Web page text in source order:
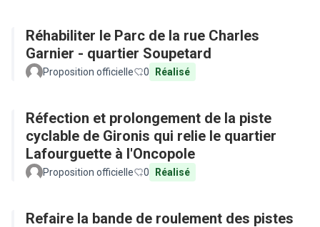
Réhabiliter le Parc de la rue Charles
Garnier - quartier Soupetard
Proposition officielle 0 Réalisé
Réfection et prolongement de la piste
cyclable de Gironis qui relie le quartier
Lafourguette à l'Oncopole
Proposition officielle 0 Réalisé
Refaire la bande de roulement des pistes